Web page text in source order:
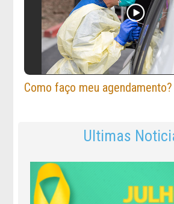
Como faço meu agendamento?
Ultimas